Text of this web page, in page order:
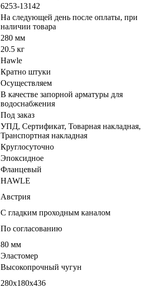
6253-13142
На следующей день после оплаты, при
наличии товара
280 мм
20.5 кг
Hawle
Кратно штуки
Осуществляем
В качестве запорной арматуры для
водоснабжения
Под заказ
УПД, Сертификат, Товарная накладная,
Транспортная накладная
Круглосуточно
Эпоксидное
Фланцевый
HAWLE
Австрия
С гладким проходным каналом
По согласованию
80 мм
Эластомер
Высокопрочный чугун
280х180х436